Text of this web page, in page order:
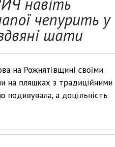
чепурить у
шати
на Рожнятівщині своїми
на пляшках з традиційними
подивувала, а доцільність